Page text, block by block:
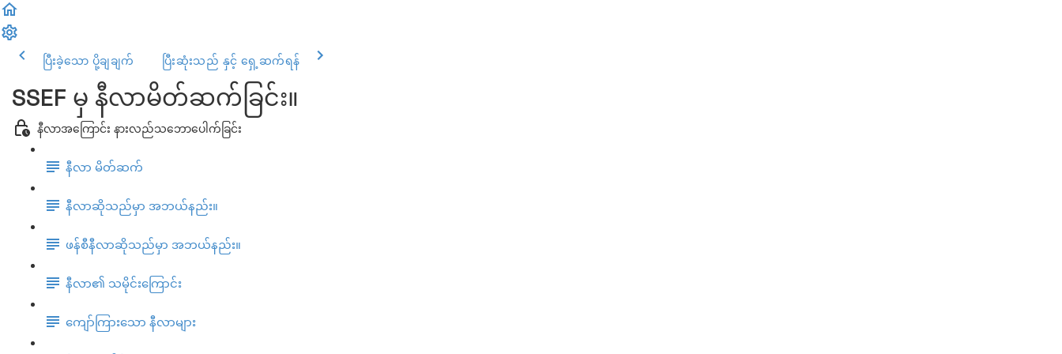
ပြီးခဲ့သော ပို့ချချက် ပြီးဆုံးသည် နှင့် ရှေ့ဆက်ရန်
SSEF မှ နီလာမိတ်ဆက်ခြင်း။
နီလာအကြောင်း နားလည်သဘောပေါက်ခြင်း
နီလာ မိတ်ဆက်
နီလာဆိုသည်မှာ အဘယ်နည်း။
ဖန်စီနီလာဆိုသည်မှာ အဘယ်နည်း။
နီလာ၏ သမိုင်းကြောင်း
ကျော်ကြားသော နီလာများ